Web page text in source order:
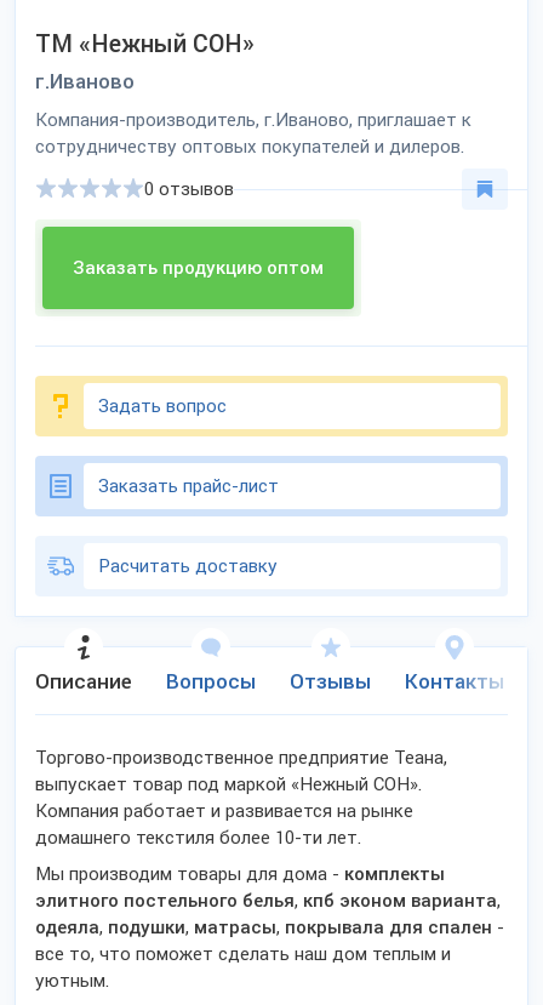
ТМ «Нежный СОН»
г.Иваново
Компания-производитель, г.Иваново, приглашает к
сотрудничеству оптовых покупателей и дилеров.
Заказать продукцию оптом
0 отзывов
Задать вопрос
Заказать прайс-лист
Расчитать доставку
Описание Вопросы Отзывы Контакты
Торгово-производственное предприятие Теана,
выпускает товар под маркой «Нежный СОН».
Компания работает и развивается на рынке
домашнего текстиля более 10-ти лет.
Мы производим товары для дома - комплекты
элитного постельного белья, кпб эконом варианта,
одеяла, подушки, матрасы, покрывала для спален -
все то, что поможет сделать наш дом теплым и
уютным.